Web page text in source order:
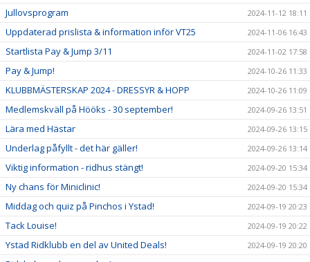
Jullovsprogram 2024-11-12 18:11
Uppdaterad prislista & information inför VT25 2024-11-06 16:43
Startlista Pay & Jump 3/11 2024-11-02 17:58
Pay & Jump! 2024-10-26 11:33
KLUBBMÄSTERSKAP 2024 - DRESSYR & HOPP 2024-10-26 11:09
Medlemskväll på Hööks - 30 september! 2024-09-26 13:51
Lära med Hästar 2024-09-26 13:15
Underlag påfyllt - det här gäller! 2024-09-26 13:14
Viktig information - ridhus stängt! 2024-09-20 15:34
Ny chans för Miniclinic! 2024-09-20 15:34
Middag och quiz på Pinchos i Ystad! 2024-09-19 20:23
Tack Louise! 2024-09-19 20:22
Ystad Ridklubb en del av United Deals! 2024-09-19 20:20